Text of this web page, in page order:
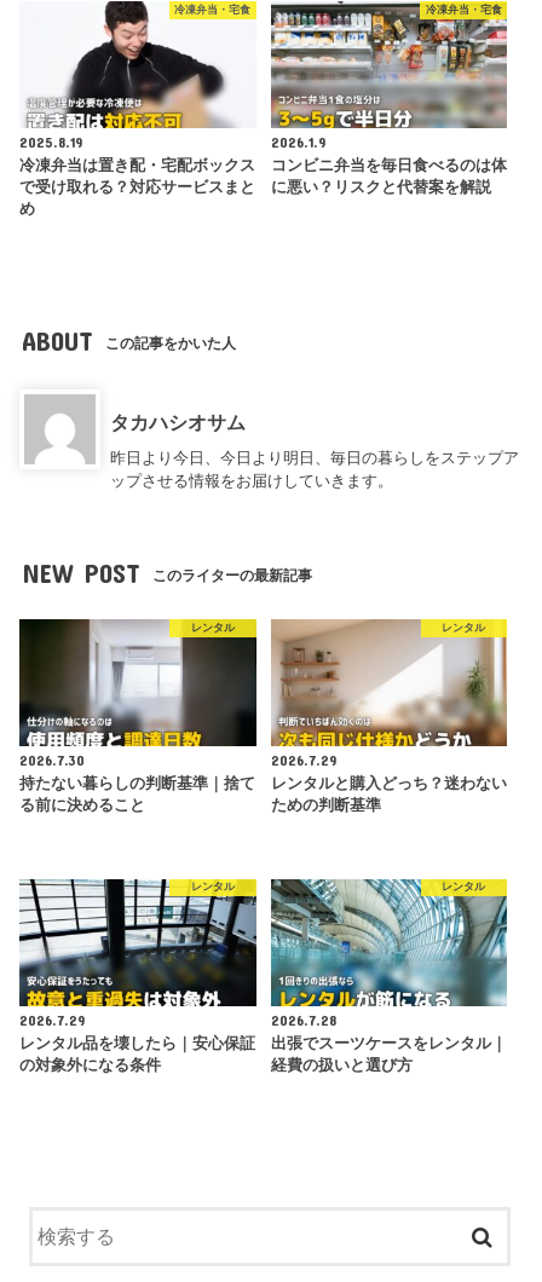
冷凍弁当・宅食
2025.8.19
冷凍弁当は置き配・宅配ボックス
で受け取れる？対応サービスまと
め
冷凍弁当・宅食
2026.1.9
コンビニ弁当を毎日食べるのは体
に悪い？リスクと代替案を解説
ABOUT この記事をかいた人
タカハシオサム
昨日より今日、今日より明日、毎日の暮らしをステップア
ップさせる情報をお届けしていきます。
NEW POST このライターの最新記事
レンタル
2026.7.30
持たない暮らしの判断基準｜捨て
る前に決めること
レンタル
2026.7.29
レンタルと購入どっち？迷わない
ための判断基準
レンタル
2026.7.29
レンタル品を壊したら｜安心保証
の対象外になる条件
レンタル
2026.7.28
出張でスーツケースをレンタル｜
経費の扱いと選び方